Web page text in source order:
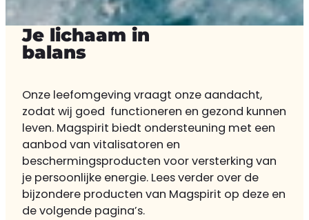
Je lichaam in
balans
Onze leefomgeving vraagt onze aandacht,
zodat wij goed functioneren en gezond kunnen
leven. Magspirit biedt ondersteuning met een
aanbod van vitalisatoren en
beschermingsproducten voor versterking van
je persoonlijke energie. Lees verder over de
bijzondere producten van Magspirit op deze en
de volgende pagina’s.